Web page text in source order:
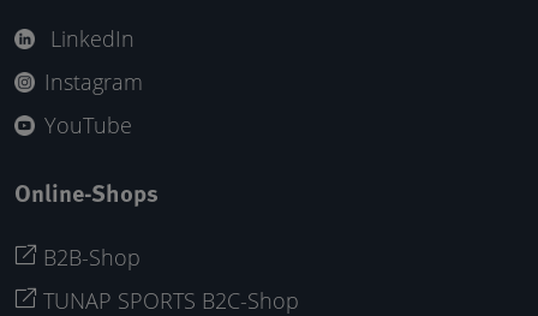
LinkedIn
Instagram
YouTube
Online-Shops
B2B-Shop
TUNAP SPORTS B2C-Shop